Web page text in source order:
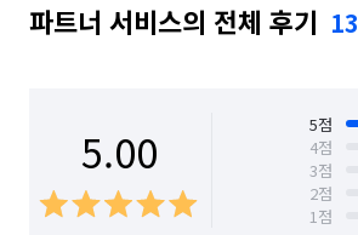
파트너 서비스의 전체 후기 13
5.00 5점
4점
3점
2점
1점